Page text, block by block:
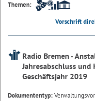
Themen:
Vorschrift
Radio Bremen -
Jahresabschluss
Geschäftsjahr 2019
Dokumententyp: